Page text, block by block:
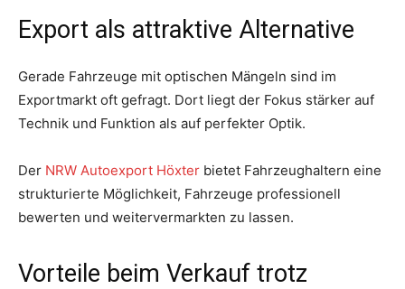
Export als attraktive Alternative
Gerade Fahrzeuge mit optischen Mängeln sind im
Exportmarkt oft gefragt. Dort liegt der Fokus stärker auf
Technik und Funktion als auf perfekter Optik.
Der NRW Autoexport Höxter bietet Fahrzeughaltern eine
strukturierte Möglichkeit, Fahrzeuge professionell
bewerten und weitervermarkten zu lassen.
Vorteile beim Verkauf trotz